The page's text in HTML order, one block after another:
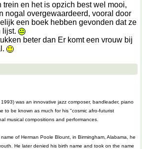
trein en het is opzich best wel mooi,
nogal overgewaardeerd, vooral door
een boek hebben gevonden dat ze
lijst.
beter dan Er komt een vrouw bij
was an innovative jazz composer, bandleader, piano
to be known as much for his "cosmic afro-futurist
musical compositions and performances.
of Herman Poole Blount, in Birmingham, Alabama, he
He later denied his birth name and took on the name